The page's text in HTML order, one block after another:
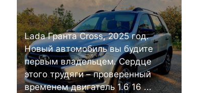
Lada Гранта Cross, 2025 год.
Новый автомобиль вы будите
первым владельцем. Сердце
этого трудяги – проверенный
временем двигатель 1.6 16 ...